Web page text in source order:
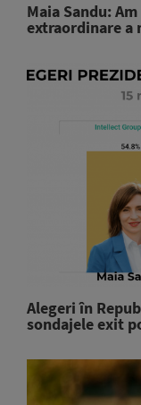
Maia Sandu:
extraordinare a
Alegeri în
sondajele exit